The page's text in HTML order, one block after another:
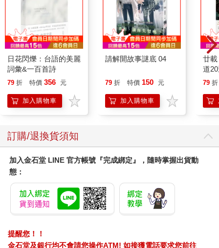
日花閃爍：台語的美麗
詞彙&一百首詩
79 折 特價 356 元
加入購物車
請解開故事謎底 04
79 折 特價 150 元
加入購物車
廿
道
79 折
訂購/退換貨須知
加入金石堂 LINE 官方帳號『完成綁定』，隨時掌握出貨動
態：
提醒您！！
金石堂及銀行均不會請您操作ATM! 如接獲電話要求您前往